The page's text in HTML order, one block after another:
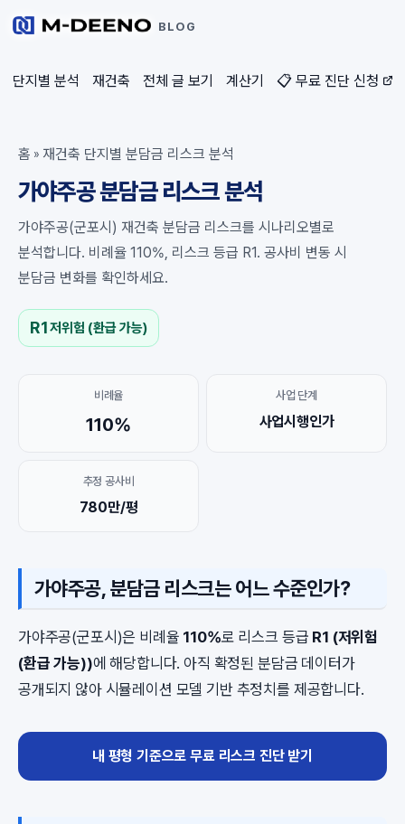
BLOG
단지별 분석 재건축 전체 글 보기 계산기 📋 무료 진단 신청
홈 » 재건축 단지별 분담금 리스크 분석
가야주공 분담금 리스크 분석
가야주공(군포시) 재건축 분담금 리스크를 시나리오별로
분석합니다. 비례율 110%, 리스크 등급 R1. 공사비 변동 시
분담금 변화를 확인하세요.
R1저위험 (환급 가능)
비례율
110%
사업 단계
사업시행인가
추정 공사비
780만/평
가야주공, 분담금 리스크는 어느 수준인가?
가야주공(군포시)은 비례율 110%로 리스크 등급 R1 (저위험
(환급 가능))에 해당합니다. 아직 확정된 분담금 데이터가
공개되지 않아 시뮬레이션 모델 기반 추정치를 제공합니다.
내 평형 기준으로 무료 리스크 진단 받기